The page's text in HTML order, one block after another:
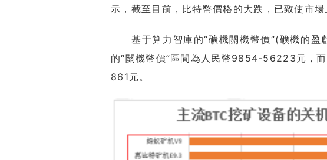
示，截至目前，比特幣價格的大跌，已致使市
基于算力智庫的“礦機關機幣價”(礦機的盈
的“關機幣價”區間為人民幣9854-56223元，
861元。